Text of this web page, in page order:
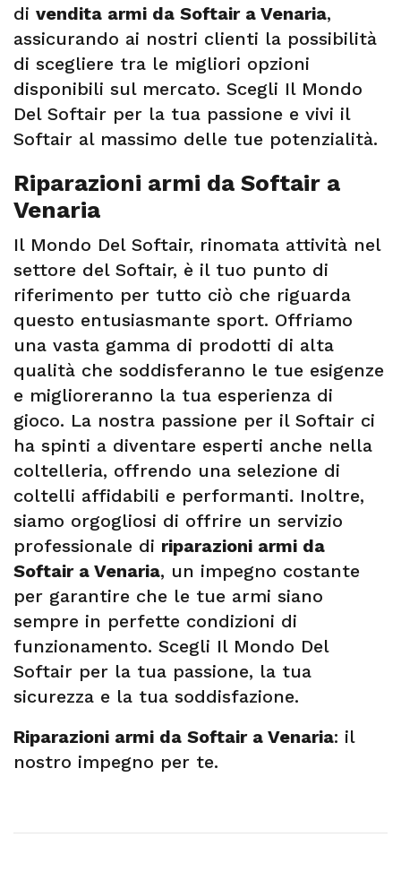
di vendita armi da Softair a Venaria,
assicurando ai nostri clienti la possibilità
di scegliere tra le migliori opzioni
disponibili sul mercato. Scegli Il Mondo
Del Softair per la tua passione e vivi il
Softair al massimo delle tue potenzialità.
Riparazioni armi da Softair a
Venaria
Il Mondo Del Softair, rinomata attività nel
settore del Softair, è il tuo punto di
riferimento per tutto ciò che riguarda
questo entusiasmante sport. Offriamo
una vasta gamma di prodotti di alta
qualità che soddisferanno le tue esigenze
e miglioreranno la tua esperienza di
gioco. La nostra passione per il Softair ci
ha spinti a diventare esperti anche nella
coltelleria, offrendo una selezione di
coltelli affidabili e performanti. Inoltre,
siamo orgogliosi di offrire un servizio
professionale di riparazioni armi da
Softair a Venaria, un impegno costante
per garantire che le tue armi siano
sempre in perfette condizioni di
funzionamento. Scegli Il Mondo Del
Softair per la tua passione, la tua
sicurezza e la tua soddisfazione.
Riparazioni armi da Softair a Venaria: il
nostro impegno per te.